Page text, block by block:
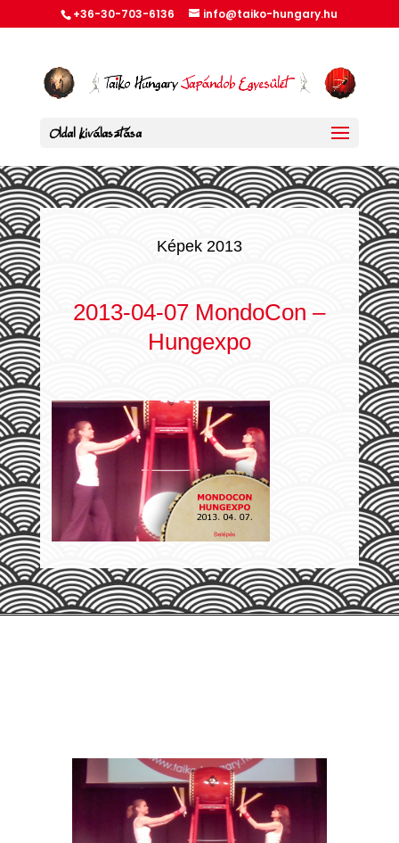
+36-30-703-6136 info@taiko-hungary.hu
Oldal kiválasztása
Képek 2013
2013-04-07 MondoCon –
Hungexpo